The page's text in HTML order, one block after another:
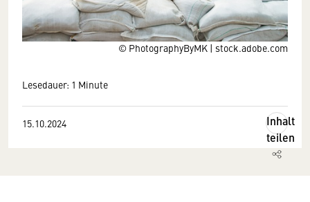
© PhotographyByMK | stock.adobe.com
Lesedauer: 1 Minute
15.10.2024
Inhalt
teilen